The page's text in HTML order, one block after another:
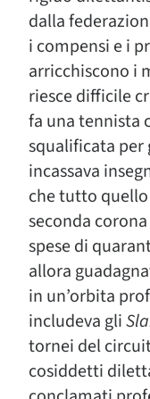
dalla
i compensi e i
arricchiscono i
riesce difficile
fa una tennista
squalificata per
incassava
che tutto
seconda
spese di
allora
in un’orbita
includeva gli
tornei del
cosiddetti